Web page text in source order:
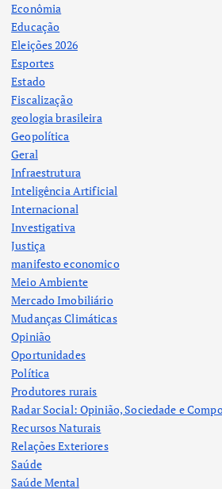
Econômia
Educação
Eleições 2026
Esportes
Estado
Fiscalização
geologia brasileira
Geopolítica
Geral
Infraestrutura
Inteligência Artificial
Internacional
Investigativa
Justiça
manifesto economico
Meio Ambiente
Mercado Imobiliário
Mudanças Climáticas
Opinião
Oportunidades
Política
Produtores rurais
Radar Social: Opinião, Sociedade e
Recursos Naturais
Relações Exteriores
Saúde
Saúde Mental